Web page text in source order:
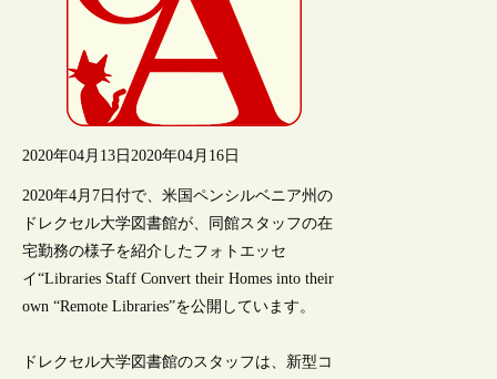
2020年04月13日 2020年04月16日
2020年4月7日付で、米国ペンシルベニア州の
ドレクセル大学図書館が、同館スタッフの在
宅勤務の様子を紹介したフォトエッセ
イ“Libraries Staff Convert their Homes into their
own “Remote Libraries”を公開しています。
ドレクセル大学図書館のスタッフは、新型コ